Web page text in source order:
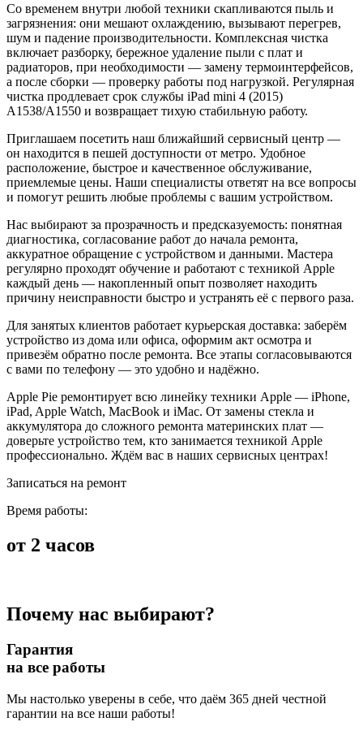
Со временем внутри любой техники скапливаются пыль и
загрязнения: они мешают охлаждению, вызывают перегрев,
шум и падение производительности. Комплексная чистка
включает разборку, бережное удаление пыли с плат и
радиаторов, при необходимости — замену термоинтерфейсов,
а после сборки — проверку работы под нагрузкой. Регулярная
чистка продлевает срок службы iPad mini 4 (2015)
A1538/A1550 и возвращает тихую стабильную работу.
Приглашаем посетить наш ближайший сервисный центр —
он находится в пешей доступности от метро. Удобное
расположение, быстрое и качественное обслуживание,
приемлемые цены. Наши специалисты ответят на все вопросы
и помогут решить любые проблемы с вашим устройством.
Нас выбирают за прозрачность и предсказуемость: понятная
диагностика, согласование работ до начала ремонта,
аккуратное обращение с устройством и данными. Мастера
регулярно проходят обучение и работают с техникой Apple
каждый день — накопленный опыт позволяет находить
причину неисправности быстро и устранять её с первого раза.
Для занятых клиентов работает курьерская доставка: заберём
устройство из дома или офиса, оформим акт осмотра и
привезём обратно после ремонта. Все этапы согласовываются
с вами по телефону — это удобно и надёжно.
Apple Pie ремонтирует всю линейку техники Apple — iPhone,
iPad, Apple Watch, MacBook и iMac. От замены стекла и
аккумулятора до сложного ремонта материнских плат —
доверьте устройство тем, кто занимается техникой Apple
профессионально. Ждём вас в наших сервисных центрах!
Записаться на ремонт
Время работы:
от 2 часов
Почему нас выбирают?
Гарантия
на все работы
Мы настолько уверены в себе, что даём 365 дней честной
гарантии на все наши работы!